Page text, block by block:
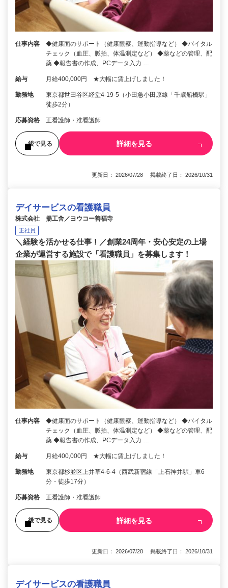
仕事内容
◆健康面のサポート（健康観察、運動指導など） ◆バイタル
チェック（血圧、脈拍、体温測定など） ◆薬などの管理、配
薬 ◆報告書の作成、PCデータ入力 …
給与 月給400,000円 ★大幅に賃上げしました！
勤務地
東京都世田谷区経堂4-19-5（小田急小田原線「千歳船橋駅」
徒歩2分）
応募資格 正看護師・准看護師
後で見る 詳細を見る
更新日： 2026/07/28 掲載終了日： 2026/10/31
デイサービスの看護職員
株式会社 揚工舎／ヨウコー善福寺
正社員
＼経験を活かせる仕事！／創業24周年・安心安定の上場
企業が運営する施設で「看護職員」を募集します！
仕事内容
◆健康面のサポート（健康観察、運動指導など） ◆バイタル
チェック（血圧、脈拍、体温測定など） ◆薬などの管理、配
薬 ◆報告書の作成、PCデータ入力 …
給与 月給400,000円 ★大幅に賃上げしました！
勤務地
東京都杉並区上井草4-6-4（西武新宿線「上石神井駅」車6
分・徒歩17分）
応募資格 正看護師・准看護師
後で見る 詳細を見る
更新日： 2026/07/28 掲載終了日： 2026/10/31
デイサービスの看護職員